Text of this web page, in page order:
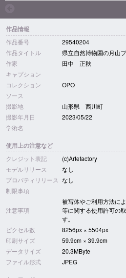
作品情報
作品番号
29540204
作品タイトル
県立自然博物園の月山
作家
田中 正秋
キャプション
コレクション
OPO
ソース
撮影地
山形県 西川町
撮影年月日
2023/05/22
学術名
使用上の注意など
クレジット表記
(c)Artefactory
モデルリリース
なし
プロパティリリース なし
制限事項
注意事項
被写体やご利用方法に
等に関する使用許可の
す。
ピクセル数
8256px × 5504px
印刷サイズ
59.9cm × 39.9cm
データサイズ
20.3MByte
ファイル形式
JPEG